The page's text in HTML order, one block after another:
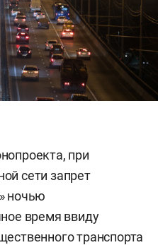
при
сети запрет
ночью
время ввиду
транспорта